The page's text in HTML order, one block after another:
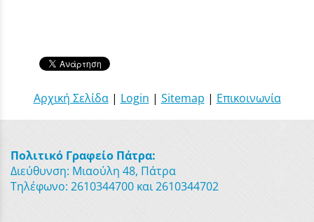
Αρχική Σελίδα| Login | Sitemap | Επικοινωνία
Πολιτικό Γραφείο Πάτρα:
Διεύθυνση: Μιαούλη 48, Πάτρα
Τηλέφωνο: 2610344700 και 2610344702